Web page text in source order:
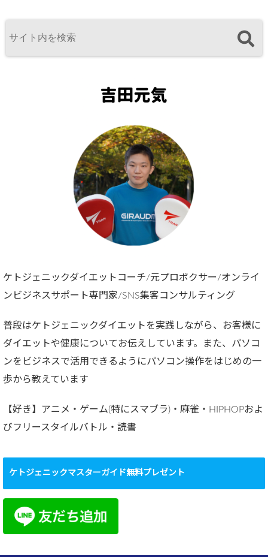
ケトジェニックダイエットコーチ/元プロボクサー/オンライ
ンビジネスサポート専門家/SNS集客コンサルティング
普段はケトジェニックダイエットを実践しながら、お客様に
ダイエットや健康についてお伝えしています。また、パソコ
ンをビジネスで活用できるようにパソコン操作をはじめの一
歩から教えています
【好き】アニメ・ゲーム(特にスマブラ)・麻雀・HIPHOPおよ
びフリースタイルバトル・読書
ケトジェニックマスターガイド無料プレゼント